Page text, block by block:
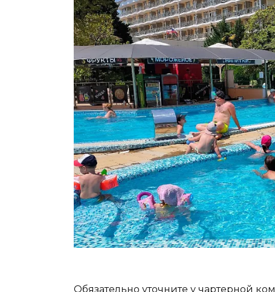
Обязательно уточните у чартерной